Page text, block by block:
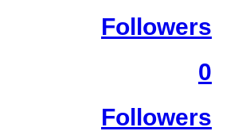
Followers
0
Followers